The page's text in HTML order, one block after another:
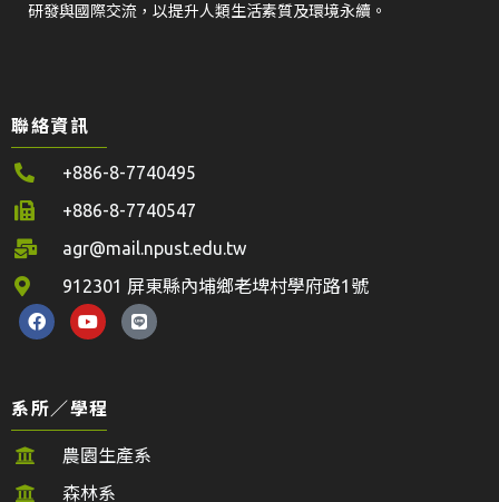
研發與國際交流，以提升人類生活素質及環境永續。
聯絡資訊
+886-8-7740495
+886-8-7740547
agr@mail.npust.edu.tw
912301 屏東縣內埔鄉老埤村學府路1號
系所／學程
農園生產系
森林系